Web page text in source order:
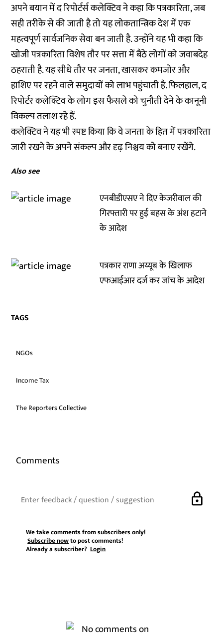
अपनेबयानमें द रिपोर्टर्स कलेक्टिव नेकहाकि पत्रकारिता, जब
सही तरीके से की जाती है तो यह लोकतान्त्रिक देश में एक
महत्वपूर्ण सार्वजनिक सेवा बन जाती है. उन्होंने यह भी कहा कि
खोजी पत्रकारिता विशेष तौर पर सत्ता में बैठे लोगों को जवाबदेह
ठहराती है. यह सीधे तौर पर जनता, खासकर कमजोर और
हाशिए पर रहने वाले समुदायों को लाभ पहुंचाती है. फिलहाल, द
रिपोर्टर कलेक्टिव के लोग इस फैसले को चुनौती देने के कानूनी
विकल्प तलाश रहे हैं.
कलेक्टिव ने यह भी स्पष्ट किया कि वे जनता के हित में पत्रकारिता
जारी रखने के अपने संकल्प और दृढ़ निश्चय को बनाए रखेंगे.
Also see
एनबीडीएसए ने दिए केजरीवाल की
गिरफ्तारी पर हुई बहस के अंश हटाने
के आदेश
पत्रकार राणा अय्यूब के खिलाफ
एफआईआर दर्ज कर जांच के आदेश
TAGS
NGOs
Income Tax
The Reporters Collective
Comments
lock
We take comments from subscribers only!
Subscribe nowto post comments!
Already a subscriber?Login